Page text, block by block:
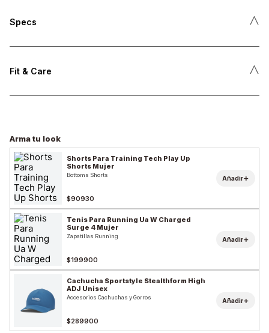
Specs ˄
Fit & Care ˄
Arma tu look
Shorts Para Training Tech Play Up
Shorts Mujer
Bottoms Shorts
$90930
Añadir+
Tenis Para Running Ua W Charged
Surge 4 Mujer
Zapatillas Running
$199900
Añadir+
Cachucha Sportstyle Stealthform High
ADJ Unisex
Accesorios Cachuchas y Gorros
$289900
Añadir+